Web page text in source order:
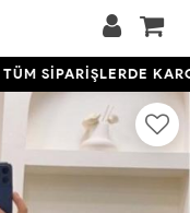
TÜM SİPARİŞLERDE